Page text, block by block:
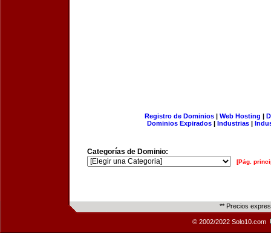
Registro de Dominios| Web Hosting |
Dominios Expirados | Industrias |
Categorías de Dominio:
[Pág.
** Precios
© 2002/2022 Solo10.com